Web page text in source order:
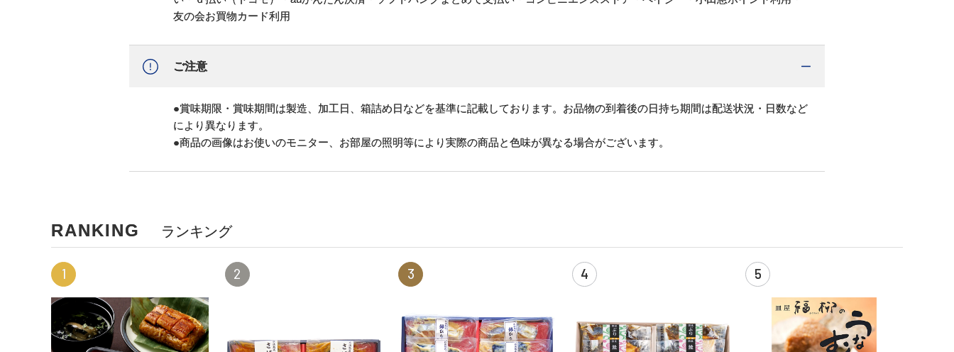
友の会お買物カード利用
ご注意
●賞味期限・賞味期間は製造、加工日、箱詰め日などを基準に記載しております。お品物の到着後の日持ち期間は配送状況・日数など
により異なります。
●商品の画像はお使いのモニター、お部屋の照明等により実際の商品と色味が異なる場合がございます。
RANKING ランキング
1 2 3 4 5